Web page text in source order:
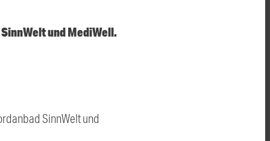
und MediWell.
SinnWelt und